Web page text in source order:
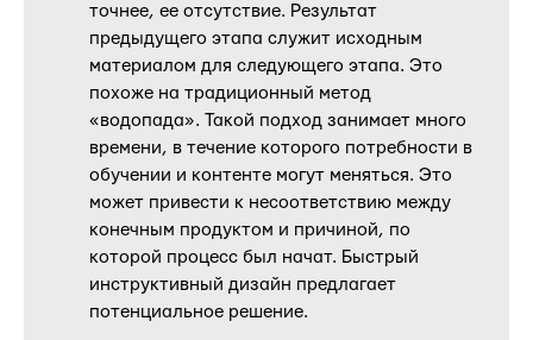
точнее, ее отсутствие. Результат
предыдущего этапа служит исходным
материалом для следующего этапа. Это
похоже на традиционный метод
«водопада». Такой подход занимает много
времени, в течение которого потребности в
обучении и контенте могут меняться. Это
может привести к несоответствию между
конечным продуктом и причиной, по
которой процесс был начат. Быстрый
инструктивный дизайн предлагает
потенциальное решение.